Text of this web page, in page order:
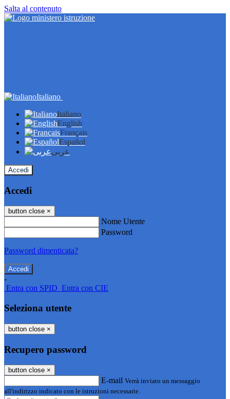
Salta al contenuto
Italiano
Italiano
English
Français
Español
عربى
Accedi
Accedi
button close ×
Nome Utente
Password
Password dimenticata?
-
Entra con SPID Entra con CIE
Seleziona utente
button close ×
Recupero password
button close ×
E-mail Verrà inviato un messaggio
all'indirizzo indicato con le istruzioni necessarie.